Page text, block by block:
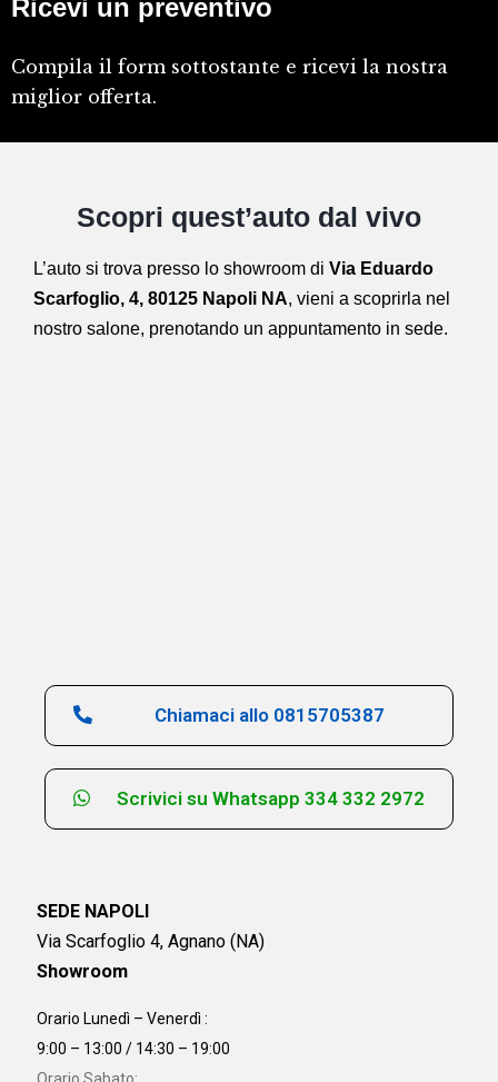
Ricevi un preventivo
Compila il form sottostante e ricevi la nostra
miglior offerta.
Scopri quest’auto dal vivo
L’auto si trova presso lo showroom di Via Eduardo
Scarfoglio, 4, 80125 Napoli NA, vieni a scoprirla nel
nostro salone, prenotando un appuntamento in sede.
Chiamaci allo 0815705387
Scrivici su Whatsapp 334 332 2972
SEDE NAPOLI
Via Scarfoglio 4, Agnano (NA)
Showroom
Orario Lunedì – Venerdì :
9:00 – 13:00 / 14:30 – 19:00